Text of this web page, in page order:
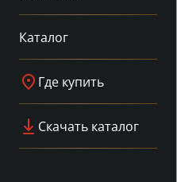
Каталог
Где купить
Скачать каталог